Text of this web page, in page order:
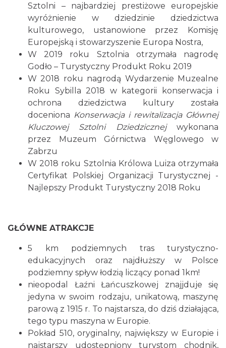
Sztolni – najbardziej prestiżowe europejskie
wyróżnienie w dziedzinie dziedzictwa
kulturowego, ustanowione przez Komisję
Europejską i stowarzyszenie Europa Nostra,
W 2019 roku Sztolnia otrzymała nagrodę
Godło – Turystyczny Produkt Roku 2019
W 2018 roku nagrodą Wydarzenie Muzealne
Roku Sybilla 2018 w kategorii konserwacja i
ochrona dziedzictwa kultury została
doceniona Konserwacja i rewitalizacja Głównej
Kluczowej Sztolni Dziedzicznej wykonana
przez Muzeum Górnictwa Węglowego w
Zabrzu
W 2018 roku Sztolnia Królowa Luiza otrzymała
Certyfikat Polskiej Organizacji Turystycznej -
Najlepszy Produkt Turystyczny 2018 Roku
GŁÓWNE ATRAKCJE
5 km podziemnych tras turystyczno-
edukacyjnych oraz najdłuższy w Polsce
podziemny spływ łodzią liczący ponad 1km!
nieopodal Łaźni Łańcuszkowej znajjduje się
jedyna w swoim rodzaju, unikatową, maszynę
parową z 1915 r. To najstarsza, do dziś działająca,
tego typu maszyna w Europie.
Pokład 510, oryginalny, największy w Europie i
najstarszy udostępniony turystom chodnik,